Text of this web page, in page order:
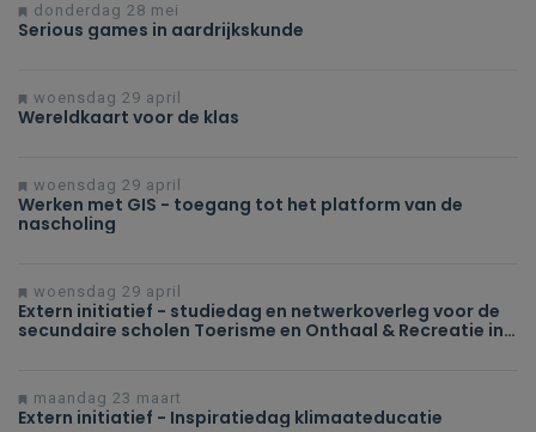
donderdag 28 mei
Serious games in aardrijkskunde
woensdag 29 april
Wereldkaart voor de klas
woensdag 29 april
Werken met GIS - toegang tot het platform van de
nascholing
woensdag 29 april
Extern initiatief - studiedag en netwerkoverleg voor de
secundaire scholen Toerisme en Onthaal & Recreatie in
maandag 23 maart
Extern initiatief - Inspiratiedag klimaateducatie